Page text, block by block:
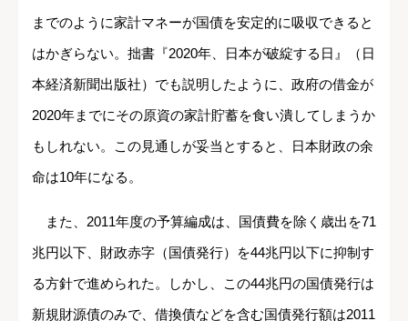
までのように家計マネーが国債を安定的に吸収できると
はかぎらない。拙書『2020年、日本が破綻する日』（日
本経済新聞出版社）でも説明したように、政府の借金が
2020年までにその原資の家計貯蓄を食い潰してしまうか
もしれない。この見通しが妥当とすると、日本財政の余
命は10年になる。
また、2011年度の予算編成は、国債費を除く歳出を71
兆円以下、財政赤字（国債発行）を44兆円以下に抑制す
る方針で進められた。しかし、この44兆円の国債発行は
新規財源債のみで、借換債などを含む国債発行額は2011